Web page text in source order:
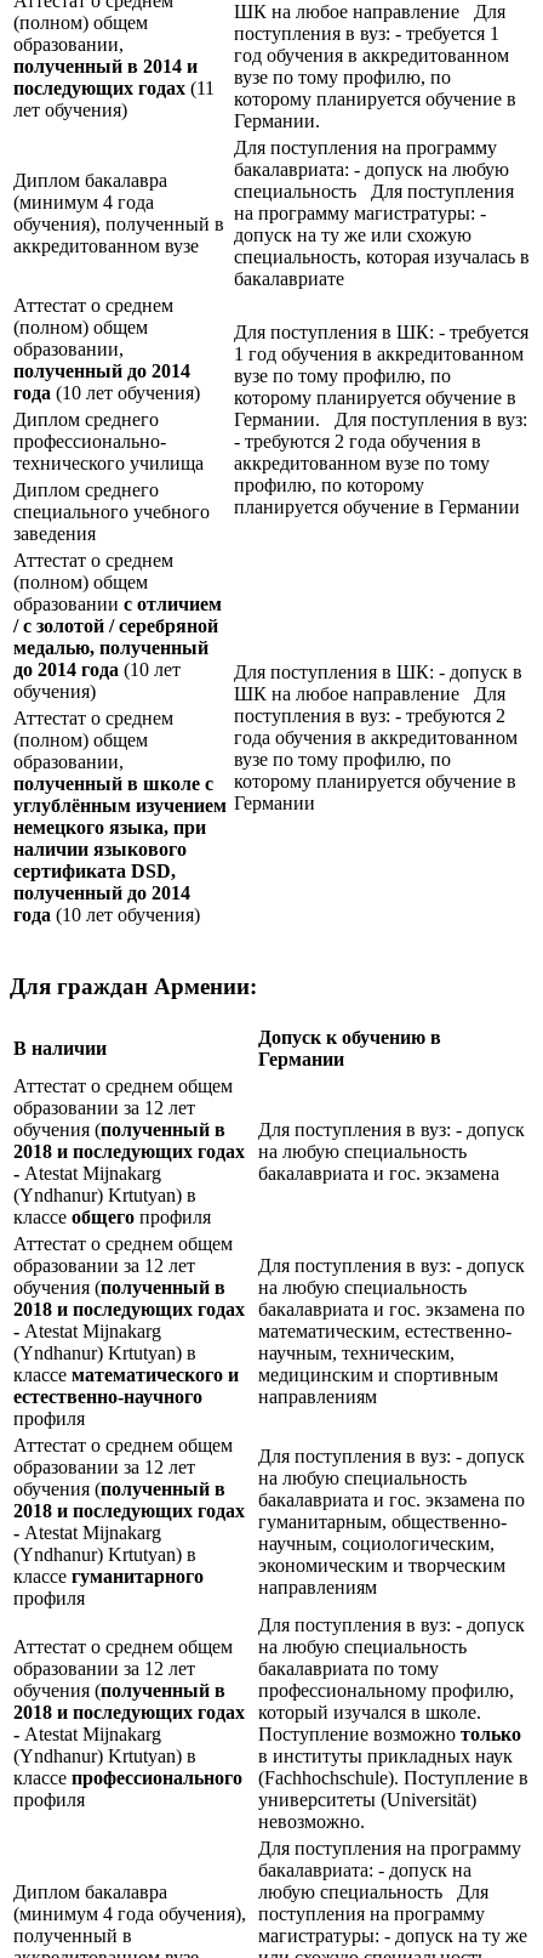
(полном) общем
образовании,
полученный в 2014 и
последующих годах (11
лет обучения)
ШК на любое направление Для
поступления в вуз: - требуется 1
год обучения в аккредитованном
вузе по тому профилю, по
которому планируется обучение в
Германии.
Диплом бакалавра
(минимум 4 года
обучения), полученный в
аккредитованном вузе
Для поступления на программу
бакалавриата: - допуск на любую
специальность Для поступления
на программу магистратуры: -
допуск на ту же или схожую
специальность, которая изучалась в
бакалавриате
Аттестат о среднем
(полном) общем
образовании,
полученный до 2014
года (10 лет обучения)
Для поступления в ШК: - требуется
1 год обучения в аккредитованном
вузе по тому профилю, по
которому планируется обучение в
Германии. Для поступления в вуз:
- требуются 2 года обучения в
аккредитованном вузе по тому
профилю, по которому
планируется обучение в Германии
Диплом среднего
профессионально-
технического училища
Диплом среднего
специального учебного
заведения
Аттестат о среднем
(полном) общем
образовании с отличием
/ с золотой / серебряной
медалью, полученный
до 2014 года (10 лет
обучения)
Для поступления в ШК: - допуск в
ШК на любое направление Для
поступления в вуз: - требуются 2
года обучения в аккредитованном
вузе по тому профилю, по
которому планируется обучение в
Германии
Аттестат о среднем
(полном) общем
образовании,
полученный в школе с
углублённым изучением
немецкого языка, при
наличии языкового
сертификата DSD,
полученный до 2014
года (10 лет обучения)
Для граждан Армении:
В наличии
Допуск к обучению в
Германии
Аттестат о среднем общем
образовании за 12 лет
обучения (полученный в
2018 и последующих годах
- Atestat Mijnakarg
(Yndhanur) Krtutyan) в
классе общего профиля
Для поступления в вуз: - допуск
на любую специальность
бакалавриата и гос. экзамена
Аттестат о среднем общем
образовании за 12 лет
обучения (полученный в
2018 и последующих годах
- Atestat Mijnakarg
(Yndhanur) Krtutyan) в
классе математического и
естественно-научного
профиля
Для поступления в вуз: - допуск
на любую специальность
бакалавриата и гос. экзамена по
математическим, естественно-
научным, техническим,
медицинским и спортивным
направлениям
Аттестат о среднем общем
образовании за 12 лет
обучения (полученный в
2018 и последующих годах
- Atestat Mijnakarg
(Yndhanur) Krtutyan) в
классе гуманитарного
профиля
Для поступления в вуз: - допуск
на любую специальность
бакалавриата и гос. экзамена по
гуманитарным, общественно-
научным, социологическим,
экономическим и творческим
направлениям
Аттестат о среднем общем
образовании за 12 лет
обучения (полученный в
2018 и последующих годах
- Atestat Mijnakarg
(Yndhanur) Krtutyan) в
классе профессионального
профиля
Для поступления в вуз: - допуск
на любую специальность
бакалавриата по тому
профессиональному профилю,
который изучался в школе.
Поступление возможно только
в институты прикладных наук
(Fachhochschule). Поступление в
университеты (Universität)
невозможно.
Диплом бакалавра
(минимум 4 года обучения),
полученный в
Для поступления на программу
бакалавриата: - допуск на
любую специальность Для
поступления на программу
магистратуры: - допуск на ту же